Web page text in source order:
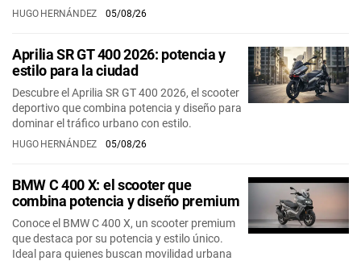
HUGO HERNÁNDEZ 05/08/26
Aprilia SR GT 400 2026: potencia y
estilo para la ciudad
Descubre el Aprilia SR GT 400 2026, el scooter
deportivo que combina potencia y diseño para
dominar el tráfico urbano con estilo.
HUGO HERNÁNDEZ 05/08/26
BMW C 400 X: el scooter que
combina potencia y diseño premium
Conoce el BMW C 400 X, un scooter premium
que destaca por su potencia y estilo único.
Ideal para quienes buscan movilidad urbana